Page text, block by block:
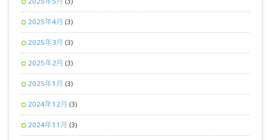
2025年4月 (3)
2025年3月 (3)
2025年2月 (3)
2025年1月 (3)
2024年12月 (3)
2024年11月 (3)